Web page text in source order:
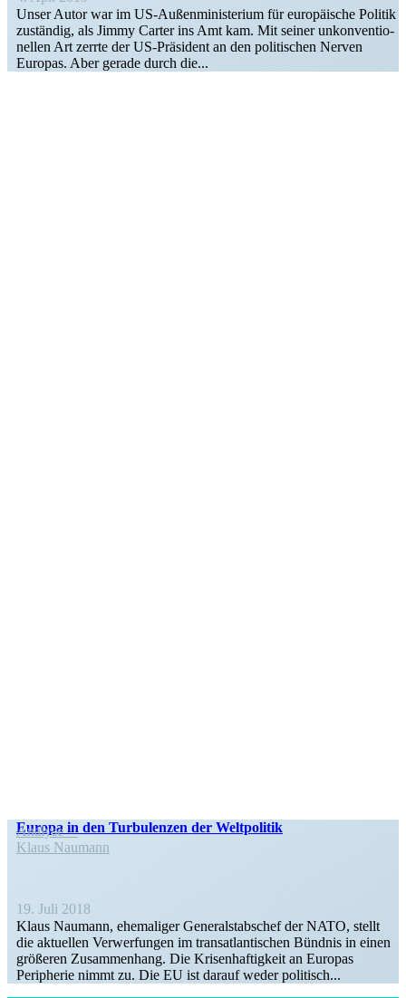
Unser Autor war im US-Außen­­­mi­­­nis­­­terium für europäische Politik
zuständig, als Jimmy Carter ins Amt kam. Mit seiner unkon­ven­tio­
nellen Art zerrte der US-Präsident an den politi­schen Nerven
Europas. Aber gerade durch die...
Europa in den Turbu­lenzen der Weltpolitik
Analyse
Klaus Naumann
19. Juli 2018
Klaus Naumann, ehema­liger General­stabschef der NATO, stellt
die aktuellen Verwer­fungen im trans­at­lan­ti­schen Bündnis in einen
größeren Zusam­menhang. Die Krisen­haf­tigkeit an Europas
Peripherie nimmt zu. Die EU ist darauf weder politisch...